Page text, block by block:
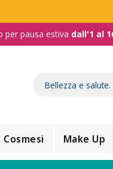
per pausa estiva dall'1 al
Cosmesi Make Up